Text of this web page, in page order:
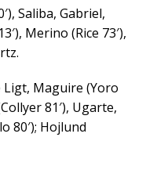
Saliba, Gabriel,
Merino (Rice 73′),
Ligt, Maguire (Yoro
81′), Ugarte,
80′); Hojlund